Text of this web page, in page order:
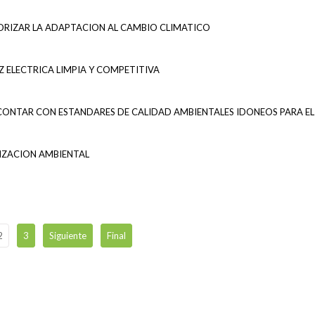
LA ADAPTACION AL CAMBIO CLIMATICO
ELECTRICA LIMPIA Y COMPETITIVA
CON ESTANDARES DE CALIDAD AMBIENTALES IDONEOS PARA EL
AMBIENTAL
3 Siguiente Final